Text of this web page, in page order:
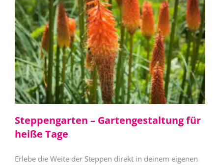
Steppengarten – Gartengestaltung für
heiße Tage
Erlebe die Weite der Steppen direkt in deinem eigenen